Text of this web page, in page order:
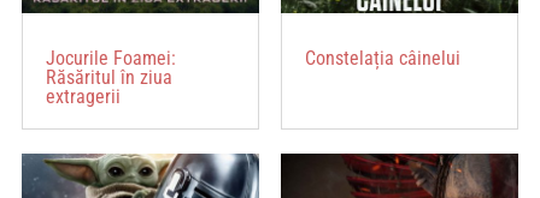
Jocurile Foamei:
Răsăritul în ziua
extragerii
Constelația câinelui